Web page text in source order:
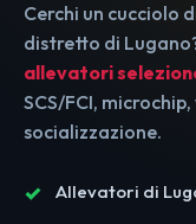
Cerchi un cucciolo
distretto di
allevatori
SCS/FCI,
socializzazione.
Allevatori di